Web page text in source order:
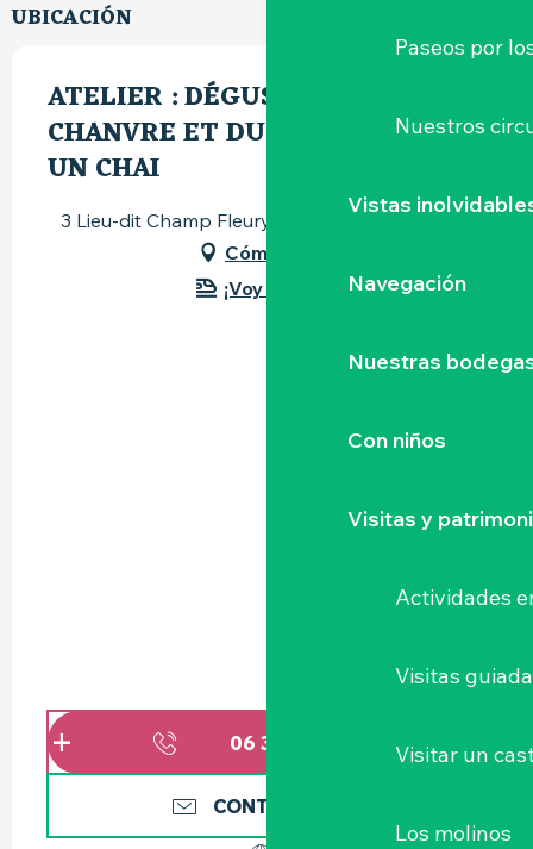
Paseos por
Nuestros
Vistas
Navegación
Nuestras
Con niños
Visitas y
Actividades
Visitas
Visitar un
Los molinos
UBICACIÓN
ATELIER : DÉGUSTEZ DU VIN AU
CHANVRE ET DU FROMAGE DANS
UN CHAI
3 Lieu-dit Champ Fleury, 44330 La Regrippière
Cómo llegar
¡Voy en tren!
06 38 69 43
CONTÁCTENOS